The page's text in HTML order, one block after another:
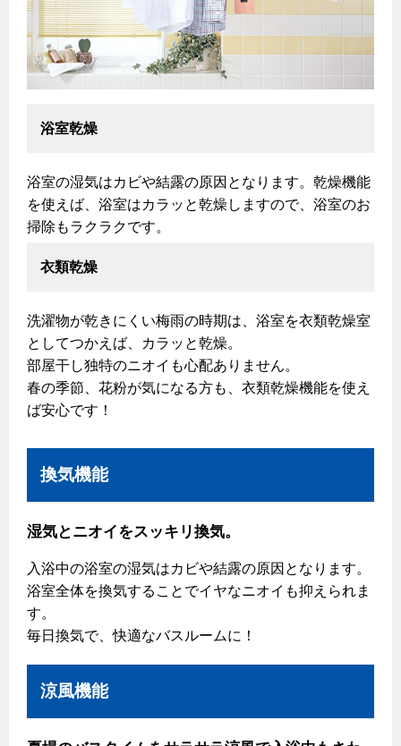
浴室乾燥
浴室の湿気はカビや結露の原因となります。乾燥機能
を使えば、浴室はカラッと乾燥しますので、浴室のお
掃除もラクラクです。
衣類乾燥
洗濯物が乾きにくい梅雨の時期は、浴室を衣類乾燥室
としてつかえば、カラッと乾燥。
部屋干し独特のニオイも心配ありません。
春の季節、花粉が気になる方も、衣類乾燥機能を使え
ば安心です！
換気機能
湿気とニオイをスッキリ換気。
入浴中の浴室の湿気はカビや結露の原因となります。
浴室全体を換気することでイヤなニオイも抑えられま
す。
毎日換気で、快適なバスルームに！
涼風機能